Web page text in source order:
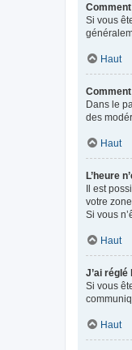
Si vous
Haut
Dans le
des
Haut
L’heure
Il est
votre
Si vous
Haut
J’ai
Si vous
Haut